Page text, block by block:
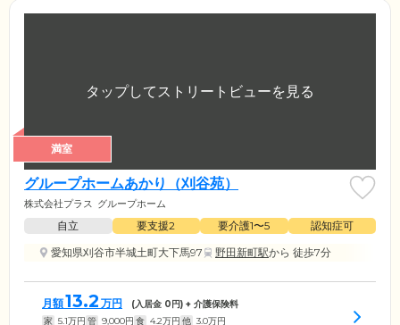
満室
グループホームあかり（刈谷苑）
株式会社プラス グループホーム
自立 要支援2 要介護1〜5
認知症可
愛知県刈谷市半城土町大下馬97
野田新町駅から 徒歩7分
月額13.2 万円 (入居金 0円) + 介護保険料
家 5.1万円 管 9,000円 食 4.2万円 他 3.0万円